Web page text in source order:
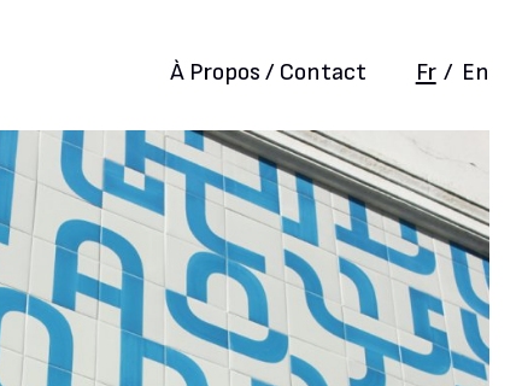
À Propos / Contact Fr / En